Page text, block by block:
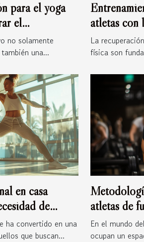
para el yoga
el
no solamente
una...
atletas con
La
física son
en casa
de
ha convertido en una
que buscan...
atletas de
En el mundo
ocupan un